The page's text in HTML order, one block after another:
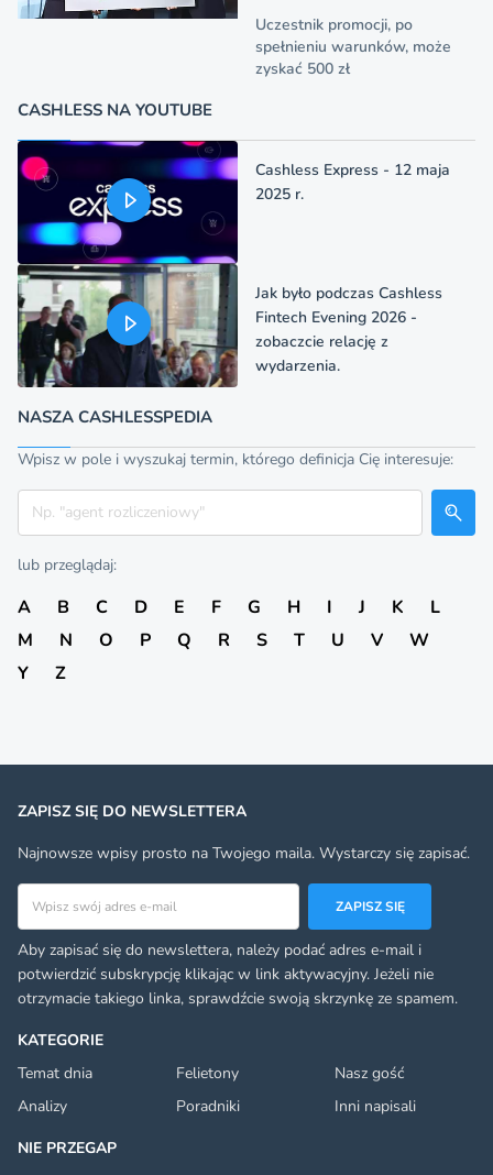
Uczestnik promocji, po
spełnieniu warunków, może
zyskać 500 zł
CASHLESS NA YOUTUBE
Cashless Express - 12 maja
2025 r.
Jak było podczas Cashless
Fintech Evening 2026 -
zobaczcie relację z
wydarzenia.
NASZA CASHLESSPEDIA
Wpisz w pole i wyszukaj termin, którego definicja Cię interesuje:
Szukaj
lub przeglądaj:
A B C D E F G H I J K
L
M
N O P Q R S T U V
W
Y
Z
KATEGORIE
Temat dnia
Felietony
Nasz gość
Analizy
Poradniki
Inni napisali
NIE PRZEGAP
ZAPISZ SIĘ DO NEWSLETTERA
Najnowsze wpisy prosto na Twojego maila. Wystarczy się zapisać.
Adres email
ZAPISZ SIĘ
Aby zapisać się do newslettera, należy podać adres e-mail i
potwierdzić subskrypcję klikając w link aktywacyjny. Jeżeli nie
otrzymacie takiego linka, sprawdźcie swoją skrzynkę ze spamem.